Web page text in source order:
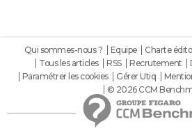
Qui sommes-nous ? Equipe Charte
Tous les articles
RSS Recrutement
Paramétrer les cookies
Gérer Utiq
© 2026 CCM